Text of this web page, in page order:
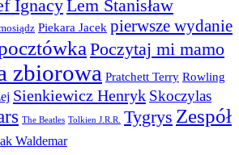
IgnacyLem Stanisław
Piekara Jacek pierwsze wydanie
Poczytaj mi mamo
zbiorowa Pratchett Terry Rowling
Sienkiewicz Henryk Skoczylas
The Beatles Tolkien J.R.R. Tygrys Zespół
Waldemar